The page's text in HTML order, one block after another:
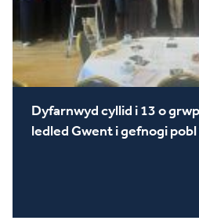
Dyfarnwyd cyllid i 13 o
ledled Gwent i gefnogi